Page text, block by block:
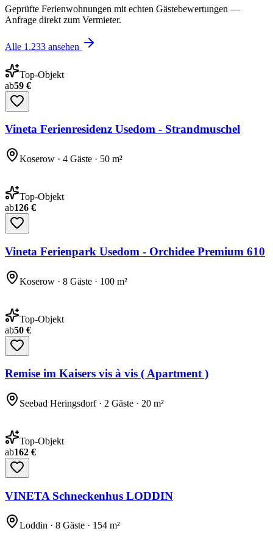
Geprüfte Ferienwohnungen mit echten Gästebewertungen —
Anfrage direkt zum Vermieter.
Alle 1.233 ansehen
Top-Objekt
ab59 €
Vineta Ferienresidenz Usedom - Strandmuschel
Koserow · 4 Gäste · 50 m²
Top-Objekt
ab126 €
Vineta Ferienpark Usedom - Orchidee Premium 610
Koserow · 8 Gäste · 100 m²
Top-Objekt
ab50 €
Remise im Kaisers vis à vis ( Apartment )
Seebad Heringsdorf · 2 Gäste · 20 m²
Top-Objekt
ab162 €
VINETA Schneckenhus LODDIN
Loddin · 8 Gäste · 154 m²